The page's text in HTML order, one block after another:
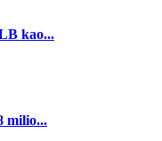
kao...
milio...